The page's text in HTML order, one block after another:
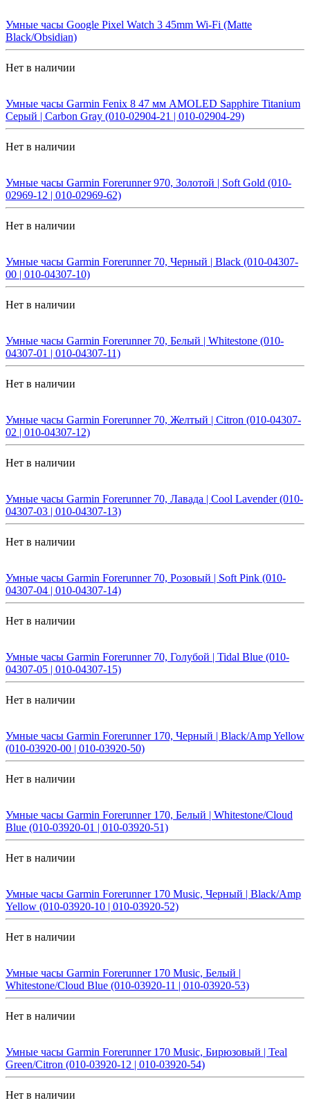
Умные часы Google Pixel Watch 3 45mm Wi-Fi (Matte
Black/Obsidian)
Нет в наличии
Умные часы Garmin Fenix 8 47 мм AMOLED Sapphire Titanium
Серый | Carbon Gray (010-02904-21 | 010-02904-29)
Нет в наличии
Умные часы Garmin Forerunner 970, Золотой | Soft Gold (010-
02969-12 | 010-02969-62)
Нет в наличии
Умные часы Garmin Forerunner 70, Черный | Black (010-04307-
00 | 010-04307-10)
Нет в наличии
Умные часы Garmin Forerunner 70, Белый | Whitestone (010-
04307-01 | 010-04307-11)
Нет в наличии
Умные часы Garmin Forerunner 70, Желтый | Citron (010-04307-
02 | 010-04307-12)
Нет в наличии
Умные часы Garmin Forerunner 70, Лавада | Cool Lavender (010-
04307-03 | 010-04307-13)
Нет в наличии
Умные часы Garmin Forerunner 70, Розовый | Soft Pink (010-
04307-04 | 010-04307-14)
Нет в наличии
Умные часы Garmin Forerunner 70, Голубой | Tidal Blue (010-
04307-05 | 010-04307-15)
Нет в наличии
Умные часы Garmin Forerunner 170, Черный | Black/Amp Yellow
(010-03920-00 | 010-03920-50)
Нет в наличии
Умные часы Garmin Forerunner 170, Белый | Whitestone/Cloud
Blue (010-03920-01 | 010-03920-51)
Нет в наличии
Умные часы Garmin Forerunner 170 Music, Черный | Black/Amp
Yellow (010-03920-10 | 010-03920-52)
Нет в наличии
Умные часы Garmin Forerunner 170 Music, Белый |
Whitestone/Cloud Blue (010-03920-11 | 010-03920-53)
Нет в наличии
Умные часы Garmin Forerunner 170 Music, Бирюзовый | Teal
Green/Citron (010-03920-12 | 010-03920-54)
Нет в наличии